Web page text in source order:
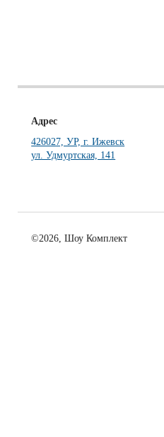
Адрес
426027, УР, г. Ижевск
ул. Удмуртская, 141
©2026, Шоу Комплект